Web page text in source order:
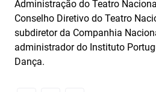
Administração do Teatro
Conselho Diretivo do Teatro
subdire­tor da Companhia
administrador do Instituto
Dança.